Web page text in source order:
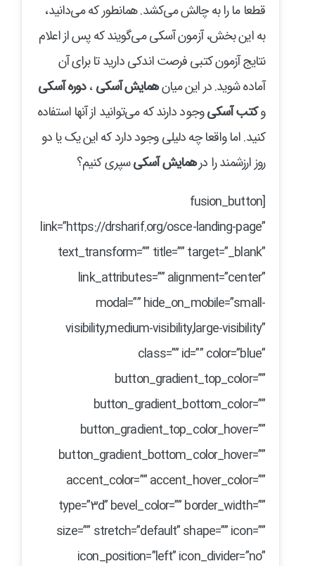
قطعا ما را به چالش می‌کشد. همانطور که می‌دانید،
به این بخش، آزمون آسکی می‌گویند که پس از اعلام
نتایج آزمون کتبی فرصت اندکی دارید تا برای آن
آماده شوید. در این میانهمایش آسکی،دوره آسکی
وکتب آسکیوجود دارند که می‌توانید از آنها استفاده
کنید. اما واقعا چه دلیلی وجود دارد که این یک یا دو
روز ارزشمند را درهمایش آسکیسپری کنیم؟
[fusion_button
link=”https://drsharif.org/osce-landing-page”
text_transform=”” title=”” target=”_blank”
link_attributes=”” alignment=”center”
modal=”” hide_on_mobile=”small-
visibility,medium-visibility,large-visibility”
class=”” id=”” color=”blue”
button_gradient_top_color=””
button_gradient_bottom_color=””
button_gradient_top_color_hover=””
button_gradient_bottom_color_hover=””
accent_color=”” accent_hover_color=””
type=”3d” bevel_color=”” border_width=””
size=”” stretch=”default” shape=”” icon=””
icon_position=”left” icon_divider=”no”